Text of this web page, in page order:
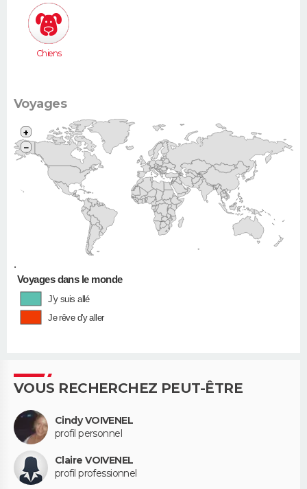
Chiens
Voyages
•
+
−
Voyages dans le monde
J'y suis allé
Je rêve d'y aller
VOUS RECHERCHEZ PEUT-ÊTRE
Cindy VOIVENEL
profil personnel
Claire VOIVENEL
profil professionnel